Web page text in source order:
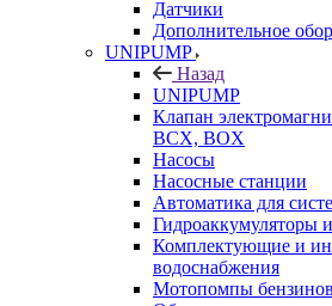
Датчики
Дополнительное
UNIPUMP
Назад
UNIPUMP
Клапан
BCX, BOX
Насосы
Насосные станции
Автоматика для
Гидроаккумуляторы
Комплектующие и
водоснабжения
Мотопомпы